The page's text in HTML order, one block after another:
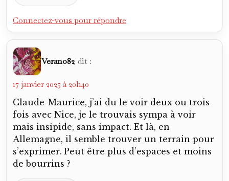
Connectez-vous pour répondre
Verano82 dit :
17 janvier 2025 à 20h40
Claude-Maurice, j’ai du le voir deux ou trois
fois avec Nice, je le trouvais sympa à voir
mais insipide, sans impact. Et là, en
Allemagne, il semble trouver un terrain pour
s’exprimer. Peut être plus d’espaces et moins
de bourrins ?